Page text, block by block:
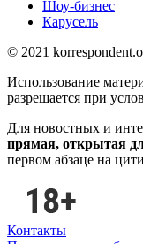
Шоу-бизнес
Карусель
© 2021
Использование
разрешается при
Для новостных и
прямая, открытая
первом абзаце на
Контакты